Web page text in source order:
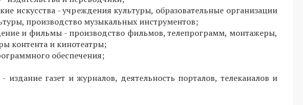
искусства - учреждения культуры, образовательные организации
производство музыкальных инструментов;
и фильмы - производство фильмов, телепрограмм, монтажеры,
контента и кинотеатры;
обеспечения;
газет и журналов, деятельность порталов, телеканалов и